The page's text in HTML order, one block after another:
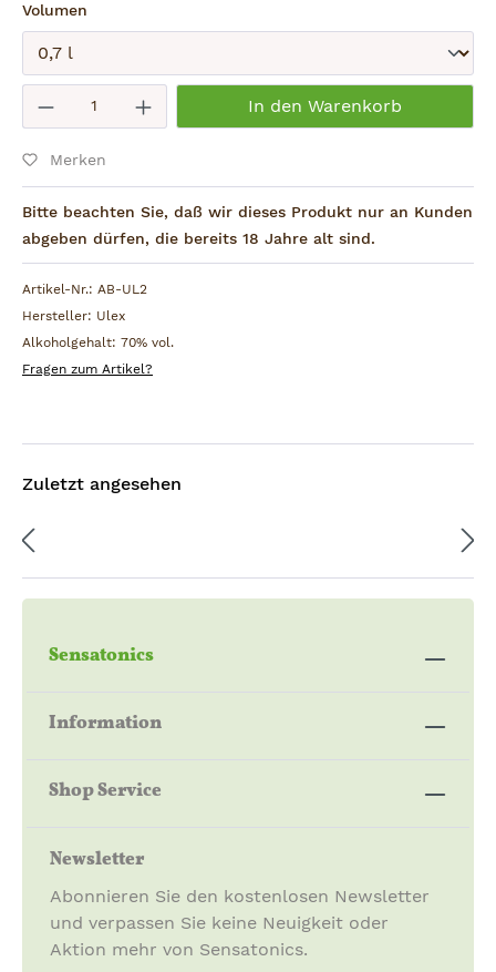
Volumen
Absenden
Produkt Anzahl: Gib den
In den Warenkorb
Merken
Bitte beachten Sie, daß wir dieses Produkt nur an Kunden
abgeben dürfen, die bereits 18 Jahre alt sind.
Artikel-Nr.: AB-UL2
Hersteller: Ulex
Alkoholgehalt: 70% vol.
Fragen zum Artikel?
Zuletzt angesehen
Sensatonics
Information
Shop Service
Newsletter
Abonnieren Sie den kostenlosen Newsletter
und verpassen Sie keine Neuigkeit oder
Aktion mehr von Sensatonics.